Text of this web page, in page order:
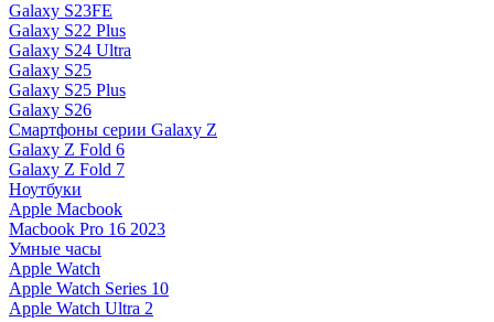
Galaxy S23FE
Galaxy S22 Plus
Galaxy S24 Ultra
Galaxy S25
Galaxy S25 Plus
Galaxy S26
Смартфоны серии Galaxy Z
Galaxy Z Fold 6
Galaxy Z Fold 7
Ноутбуки
Apple Macbook
Macbook Pro 16 2023
Умные часы
Apple Watch
Apple Watch Series 10
Apple Watch Ultra 2